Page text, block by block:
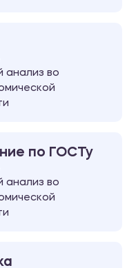
анализ во
по ГОСТу
анализ во